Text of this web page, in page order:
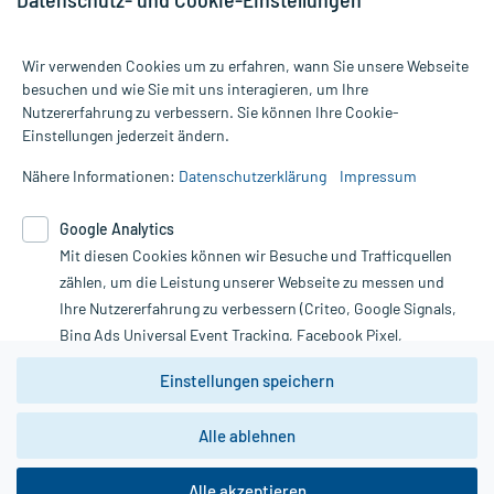
Alle Preise gelten inkl. MwSt., ggf. zzgl. Versandkosten
Informationen auf dieser Website werden ausschließlich für
die Untersuchung und Behandlung durch einen Arzt. Bitte
Therapien eingeleitet werden können. | Diese Webseite benutzt
Google Analytics. Lesen Sie bitte dazu die wichtigen Hinweise in
unserer Datenschutzerklärung. Für den Widerruf einer Bestellung
nutzen Sie das Formular:
Vertrag widerrufen
*Hinweise zu unseren Aktionen und Bewertungen
Wir verwenden Cookies um zu erfahren, wann Sie unsere Webseite
besuchen und wie Sie mit uns interagieren, um Ihre
Nutzererfahrung zu verbessern. Sie können Ihre Cookie-
Einstellungen jederzeit ändern.
Nähere Informationen: Datenschutzerklärung Impressum
Google Analytics
Mit diesen Cookies können wir Besuche und Trafficquellen
zählen, um die Leistung unserer Webseite zu messen und
Ihre Nutzererfahrung zu verbessern (Criteo, Google Signals,
Bing Ads Universal Event Tracking, Facebook Pixel,
Youtube-Social Plugin).
Wir weisen darauf hin, dass die
zwingend den Europäischen Anforderungen gem. EU-
DSGVO genügen und ein Datentransfer in Drittstaaten bzw.
Einstellungen speichern
Alle ablehnen